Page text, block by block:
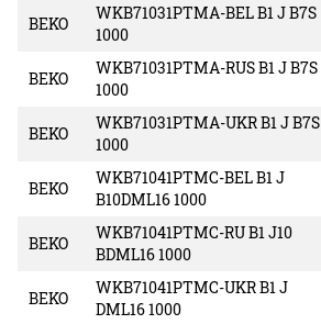
BEKO
WKB71031PTMA-BEL B1 J B7S
1000
BEKO
WKB71031PTMA-RUS B1 J B7S
1000
BEKO
WKB71031PTMA-UKR B1 J B7S
1000
BEKO
WKB71041PTMC-BEL B1 J
B10DML16 1000
BEKO
WKB71041PTMC-RU B1 J10
BDML16 1000
BEKO
WKB71041PTMC-UKR B1 J
DML16 1000